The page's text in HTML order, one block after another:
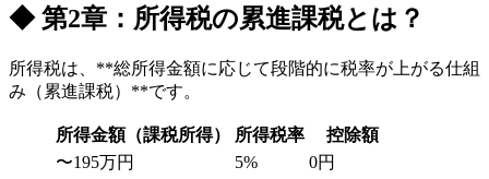
◆ 第2章：所得税の累進課税とは？
所得税は、**総所得金額に応じて段階的に税率が上がる仕組
み（累進課税）**です。
所得金額（課税所得） 所得税率
控除額
〜195万円
5%
0円